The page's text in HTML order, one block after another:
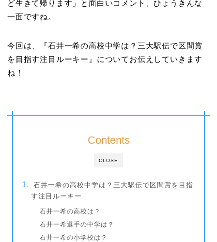
ど生きて帰ります」と面白いコメント、ひょうきんな
一面ですね。
今回は、『石井一希の高校中学は？三大駅伝で区間賞
を目指す注目ルーキー』についてお伝えしていきます
ね！
CLOSE
Contents
石井一希の高校中学は？三大駅伝で区間賞を目指
す注目ルーキー
石井一希の高校は？
石井一希選手の中学は？
石井一希の小学校は？